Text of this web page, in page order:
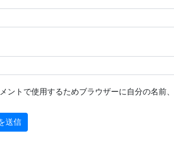
ントで使用するためブラウザーに自分の名前